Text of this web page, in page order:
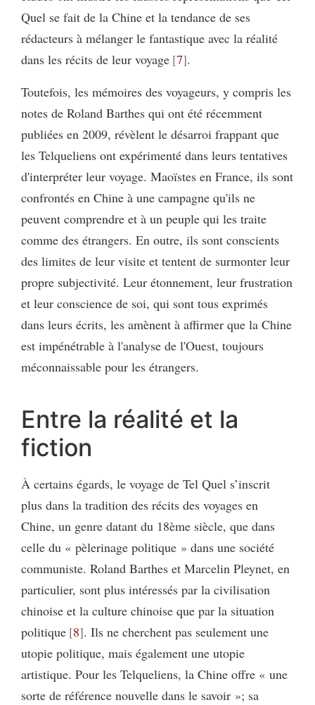
Quel se fait de la Chine et la tendance de ses
rédacteurs à mélanger le fantastique avec la réalité
dans les récits de leur voyage 7 .
Toutefois, les mémoires des voyageurs, y compris les
notes de Roland Barthes qui ont été récemment
publiées en 2009, révèlent le désarroi frappant que
les Telqueliens ont expérimenté dans leurs tentatives
d'interpréter leur voyage. Maoïstes en France, ils sont
confrontés en Chine à une campagne qu'ils ne
peuvent comprendre et à un peuple qui les traite
comme des étrangers. En outre, ils sont conscients
des limites de leur visite et tentent de surmonter leur
propre subjectivité. Leur étonnement, leur frustration
et leur conscience de soi, qui sont tous exprimés
dans leurs écrits, les amènent à affirmer que la Chine
est impénétrable à l'analyse de l'Ouest, toujours
méconnaissable pour les étrangers.
Entre la réalité et la
fiction
À certains égards, le voyage de Tel Quel s’inscrit
plus dans la tradition des récits des voyages en
Chine, un genre datant du 18ème siècle, que dans
celle du « pèlerinage politique » dans une société
communiste. Roland Barthes et Marcelin Pleynet, en
particulier, sont plus intéressés par la civilisation
chinoise et la culture chinoise que par la situation
politique 8 . Ils ne cherchent pas seulement une
utopie politique, mais également une utopie
artistique. Pour les Telqueliens, la Chine offre « une
sorte de référence nouvelle dans le savoir »; sa